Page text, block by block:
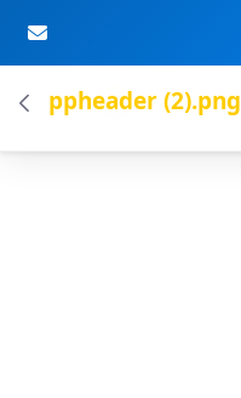
ppheader (2).png